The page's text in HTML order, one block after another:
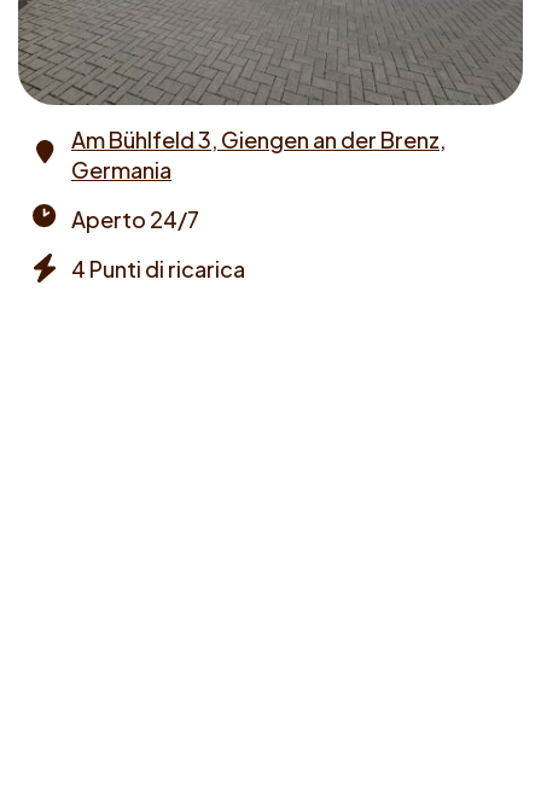
Address
Am Bühlfeld 3, Giengen an der Brenz,
Germania
times
Aperto 24/7
4 Punti di ricarica